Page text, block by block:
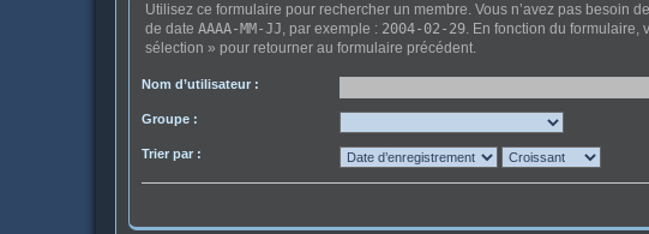
Utilisez ce formulaire pour rechercher un membre. Vous n’avez pas besoin
de date AAAA-MM-JJ, par exemple : 2004-02-29. En fonction du formulaire,
sélection » pour retourner au formulaire précédent.
Nom d’utilisateur :
Groupe :
Trier par :